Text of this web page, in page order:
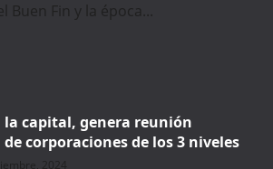
Buen Fin y la época...
la capital, genera reunión
corporaciones de los 3 niveles
2024